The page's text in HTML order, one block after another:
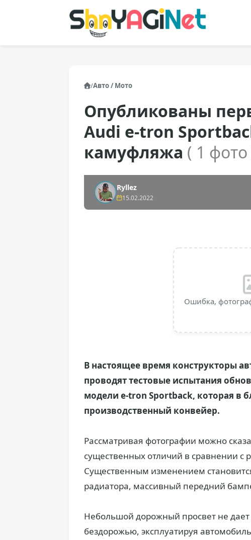
/Авто / Мото
Опубликованы
Audi e-tron
камуфляжа ( 1 фото
Ryllez
15.02.2022
Ошибка,
В настоящее время конструкторы
проводят тестовые испытания
модели e-tron Sportback, которая в
производственный конвейер.
Рассматривая фотографии можно
существенных отличий в сравнении с
Существенным изменением
радиатора, массивный передний
Небольшой дорожный просвет не
бездорожью, эксплуатируя